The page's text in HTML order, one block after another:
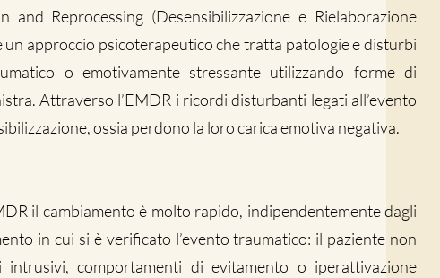
and Reprocessing (Desensibilizzazione e Rielaborazione
approccio psicoterapeutico che tratta patologie e disturbi
o emotivamente stressante utilizzando forme di
Attraverso l’EMDR i ricordi disturbanti legati all’evento
ossia perdono la loro carica emotiva negativa.
il cambiamento è molto rapido, indipendentemente dagli
in cui si è verificato l’evento traumatico: il paziente non
comportamenti di evitamento o iperattivazione